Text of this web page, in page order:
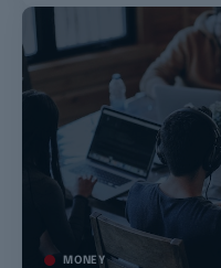
MONEY